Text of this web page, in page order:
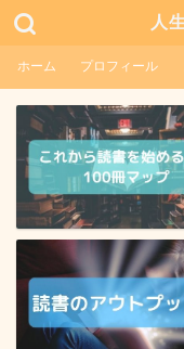
人
ホーム プロフィール